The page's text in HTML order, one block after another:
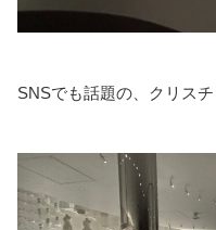
SNSでも話題の、クリス